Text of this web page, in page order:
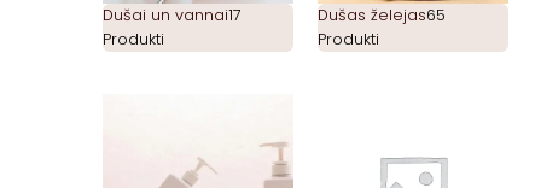
Dušai un vannai17
Produkti
Dušas želejas65
Produkti